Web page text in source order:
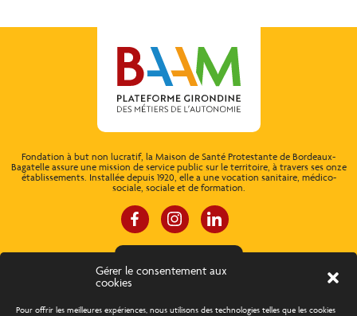
Gérer le consentement aux
cookies
Pour offrir les meilleures expériences, nous utilisons des technologies telles que les cookies
Fondation à but non lucratif, la Maison de Santé Protestante de Bordeaux-
Bagatelle assure une mission de service public sur le territoire, à travers ses onze
établissements. Installée depuis 1920, elle a une vocation sanitaire, médico-
sociale, sociale et de formation.
À propos Concours d’éloquence